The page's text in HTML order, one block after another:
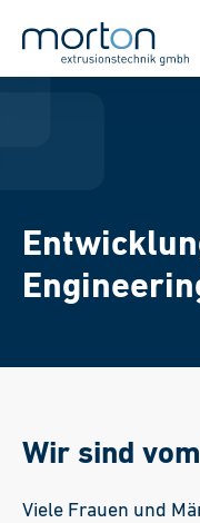
Wir sind
Viele Frauen und